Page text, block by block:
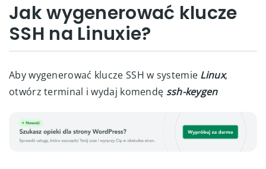
Jak wygenerować klucze
SSH na Linuxie?
Aby wygenerować klucze SSH w systemie Linux,
otwórz terminal i wydaj komendę ssh-keygen